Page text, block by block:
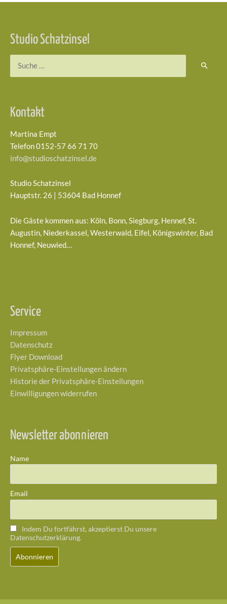
Studio Schatzinsel
Kontakt
Martina Empt
Telefon 0152-57 66 71 70
info@studioschatzinsel.de
Studio Schatzinsel
Hauptstr. 26 | 53604 Bad Honnef
Die Gäste kommen aus: Köln, Bonn, Siegburg, Hennef, St.
Augustin, Niederkassel, Westerwald, Eifel, Königswinter, Bad
Honnef, Neuwied…
Service
Impressum
Datenschutz
Flyer Download
Privatsphäre-Einstellungen ändern
Historie der Privatsphäre-Einstellungen
Einwilligungen widerrufen
Newsletter abonnieren
Name
Email
Indem Du fortfährst, akzeptierst Du unsere
Datenschutzerklärung.